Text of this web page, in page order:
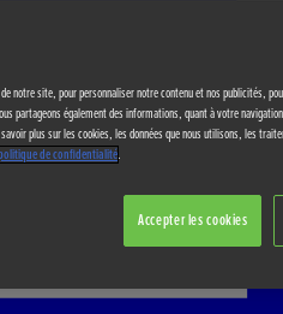
notre site, pour personnaliser notre contenu et nos publicités,
partageons également des informations, quant à votre
plus sur les cookies, les données que nous utilisons, les
de confidentialité.
Accepter les cookies